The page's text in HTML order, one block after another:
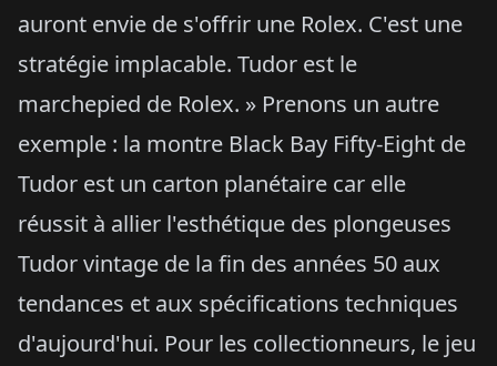
auront envie de s'offrir une Rolex. C'est une
stratégie implacable. Tudor est le
marchepied de Rolex. » Prenons un autre
exemple : la montre Black Bay Fifty-Eight de
Tudor est un carton planétaire car elle
réussit à allier l'esthétique des plongeuses
Tudor vintage de la fin des années 50 aux
tendances et aux spécifications techniques
d'aujourd'hui. Pour les collectionneurs, le jeu